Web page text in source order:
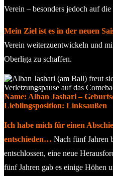
Verein – besonders jedoch auf
Mein Ziel ist es in der neuen
Verein weiterzuentwickeln und
Oberliga zu schaffen.
Name: Alban Jashari –
Lieblingsposition: Linksaußen
Ich habe mich für einen
entschieden… Nach fünf Jahren
entschlossen, eine neue
fünf Jahren gab es einige Höhen